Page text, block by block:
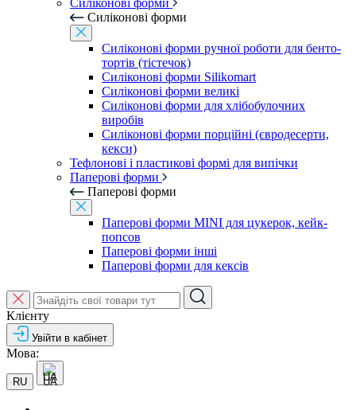
Силіконові форми
Силіконові форми
Силіконові форми ручної роботи для бенто-
тортів (тістечок)
Силіконові форми Silikomart
Силіконові форми великі
Силіконові форми для хлібобулочних
виробів
Силіконові форми порційні (євродесерти,
кекси)
Тефлонові і пластикові формі для випічки
Паперові форми
Паперові форми
Паперові форми MINI для цукерок, кейк-
попсов
Паперові форми інші
Паперові форми для кексів
Клієнту
Увійти в кабінет
Мова:
RU UA